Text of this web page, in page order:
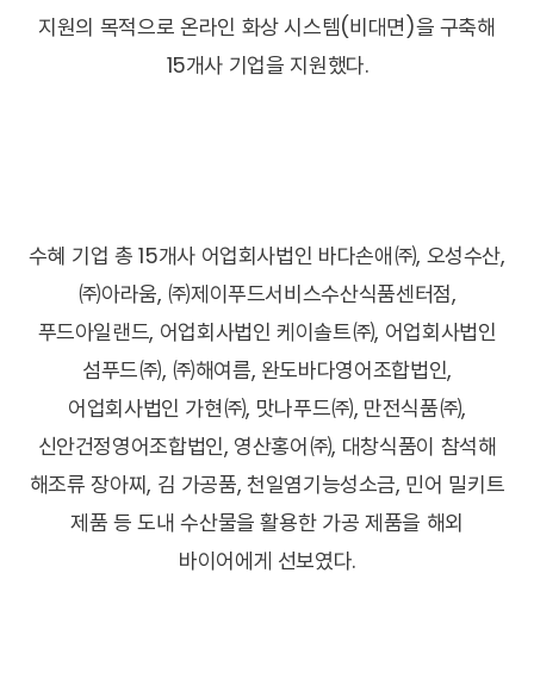
지원의 목적으로 온라인 화상 시스템(비대면)을 구축해
15개사 기업을 지원했다.
수혜 기업 총 15개사 어업회사법인 바다손애㈜, 오성수산,
㈜아라움, ㈜제이푸드서비스수산식품센터점,
푸드아일랜드, 어업회사법인 케이솔트㈜, 어업회사법인
섬푸드㈜, ㈜해여름, 완도바다영어조합법인,
어업회사법인 가현㈜, 맛나푸드㈜, 만전식품㈜,
신안건정영어조합법인, 영산홍어㈜, 대창식품이 참석해
해조류 장아찌, 김 가공품, 천일염기능성소금, 민어 밀키트
제품 등 도내 수산물을 활용한 가공 제품을 해외
바이어에게 선보였다.